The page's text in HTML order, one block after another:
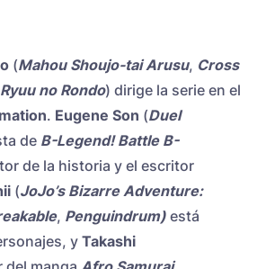
(Mahou Shoujo-tai Arusu, Cross
no Rondo) dirige la serie en el
. Eugene Son (Duel
de B-Legend! Battle B-
de la historia y el escritor
(JoJo’s Bizarre Adventure:
, Penguindrum) está
y Takashi